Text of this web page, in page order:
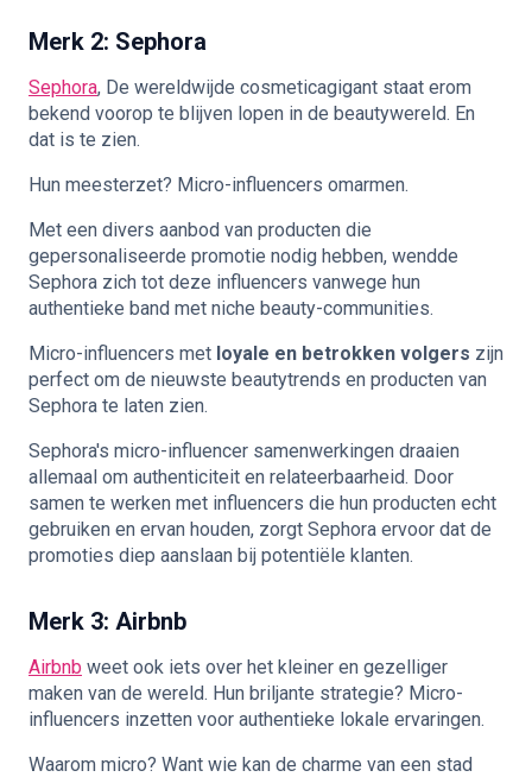
Merk 2: Sephora
Sephora, De wereldwijde cosmeticagigant staat erom
bekend voorop te blijven lopen in de beautywereld. En
dat is te zien.
Hun meesterzet? Micro-influencers omarmen.
Met een divers aanbod van producten die
gepersonaliseerde promotie nodig hebben, wendde
Sephora zich tot deze influencers vanwege hun
authentieke band met niche beauty-communities.
Micro-influencers met loyale en betrokken volgers zijn
perfect om de nieuwste beautytrends en producten van
Sephora te laten zien.
Sephora's micro-influencer samenwerkingen draaien
allemaal om authenticiteit en relateerbaarheid. Door
samen te werken met influencers die hun producten echt
gebruiken en ervan houden, zorgt Sephora ervoor dat de
promoties diep aanslaan bij potentiële klanten.
Merk 3: Airbnb
Airbnb weet ook iets over het kleiner en gezelliger
maken van de wereld. Hun briljante strategie? Micro-
influencers inzetten voor authentieke lokale ervaringen.
Waarom micro? Want wie kan de charme van een stad